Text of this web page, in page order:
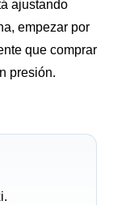
ajustando
empezar por
que comprar
presión.